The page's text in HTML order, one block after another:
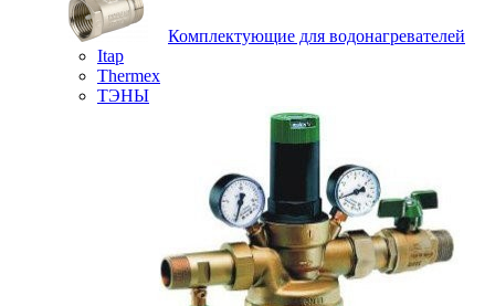
Комплектующие для водонагревателей
Itap
Thermex
ТЭНЫ